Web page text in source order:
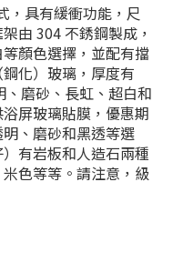
，具有緩衝功能，尺
由 304 不銹鋼製成，
顏色選擇，並配有擋
化）玻璃，厚度有
磨砂、長虹、超白和
屏玻璃貼膜，優惠期
、磨砂和黑透等選
有岩板和人造石兩種
色等等。請注意，級